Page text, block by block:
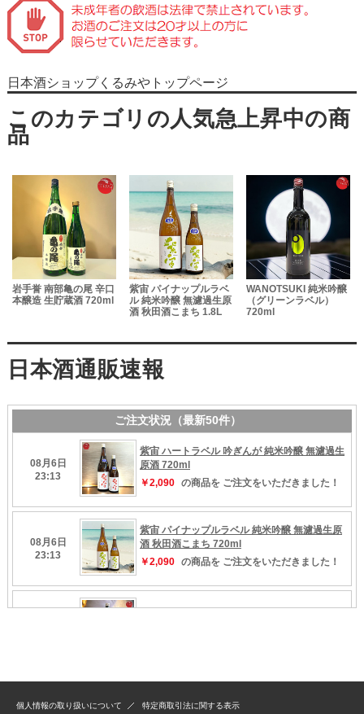
日本酒ショップくるみやトップページ
岩手誉 南部亀の尾 辛口
本醸造 生貯蔵酒 720ml
紫宙 パイナップルラベ
ル 純米吟醸 無濾過生原
酒 秋田酒こまち 1.8L
WANOTSUKI 純米吟醸
（グリーンラベル）
720ml
個人情報の取り扱いについて 特定商取引法に関する表示